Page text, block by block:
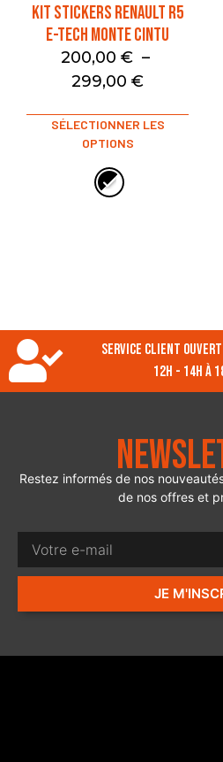
Kit stickers Renault R5
E-Tech Monte Cintu
200,00 € –
299,00 €
SÉLECTIONNER LES
OPTIONS
Service client ouvert
12h - 14h à
Restez informés de nos
de nos offres et
JE